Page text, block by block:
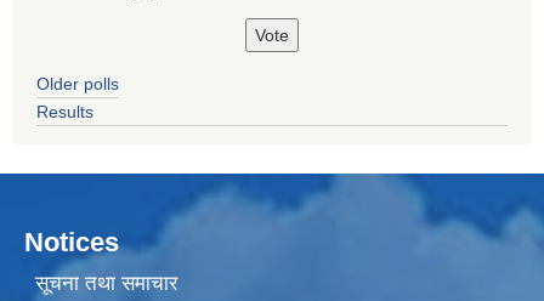
Older polls
Results
Notices
सूचना तथा समाचार